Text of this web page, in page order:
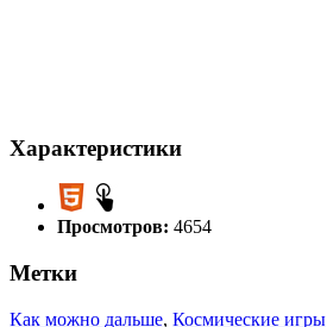
Характеристики
Просмотров: 4654
Метки
Как можно дальше, Космические игры